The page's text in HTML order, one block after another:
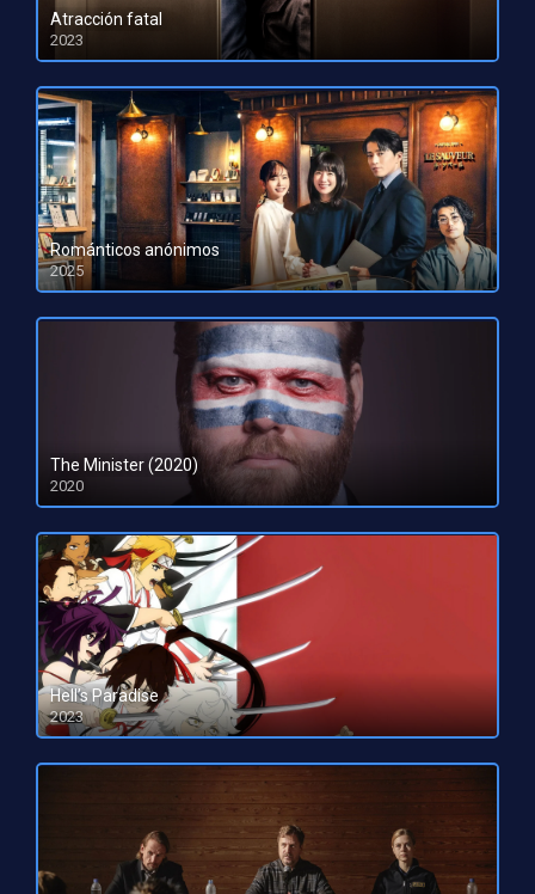
Atracción fatal
2023
HD 1080pHD 720p
Románticos anónimos
2025
HD 1080pHD 720p
The Minister (2020)
2020
Hell’s Paradise
2023
HD 1080pHD 720p